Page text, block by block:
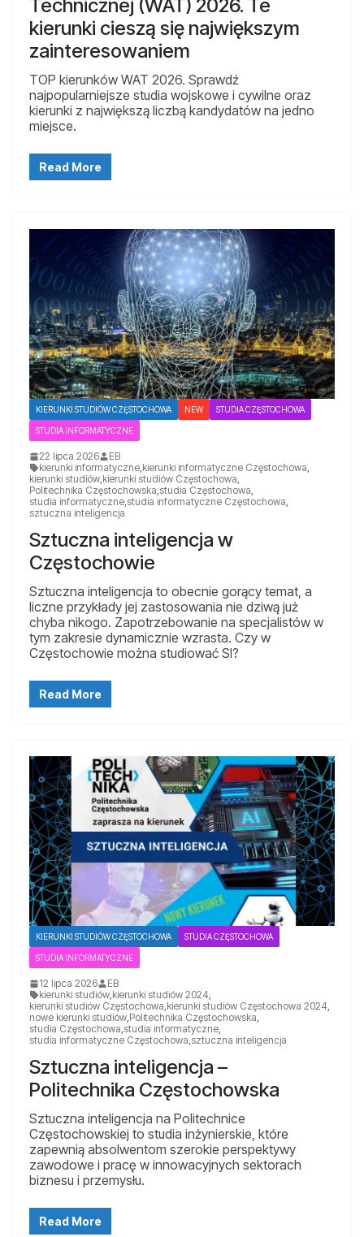
Technicznej (WAT) 2026. Te
kierunki cieszą się największym
zainteresowaniem
TOP kierunków WAT 2026. Sprawdź
najpopularniejsze studia wojskowe i cywilne oraz
kierunki z największą liczbą kandydatów na jedno
miejsce.
Read More
KIERUNKI STUDIÓW CZĘSTOCHOWA NEW STUDIA CZĘSTOCHOWA
STUDIA INFORMATYCZNE
22 lipca 2026
EB
kierunki informatyczne kierunki informatyczne Częstochowa
kierunki studiów kierunki studiów Częstochowa
Politechnika Częstochowska studia Częstochowa
studia informatyczne studia informatyczne Częstochowa
sztuczna inteligencja
Sztuczna inteligencja w
Częstochowie
Sztuczna inteligencja to obecnie gorący temat, a
liczne przykłady jej zastosowania nie dziwą już
chyba nikogo. Zapotrzebowanie na specjalistów w
tym zakresie dynamicznie wzrasta. Czy w
Częstochowie można studiować SI?
Read More
KIERUNKI STUDIÓW CZĘSTOCHOWA STUDIA CZĘSTOCHOWA
STUDIA INFORMATYCZNE
12 lipca 2026
EB
kierunki studiów kierunki studiów 2024
kierunki studiów Częstochowa kierunki studiów Częstochowa 2024
nowe kierunki studiów Politechnika Częstochowska
studia Częstochowa studia informatyczne
studia informatyczne Częstochowa sztuczna inteligencja
Sztuczna inteligencja –
Politechnika Częstochowska
Sztuczna inteligencja na Politechnice
Częstochowskiej to studia inżynierskie, które
zapewnią absolwentom szerokie perspektywy
zawodowe i pracę w innowacyjnych sektorach
biznesu i przemysłu.
Read More